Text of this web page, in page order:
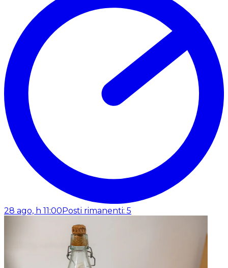
28 ago, h 11:00Posti rimanenti: 5